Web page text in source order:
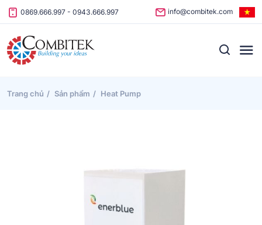
Skip to content
0869.666.997 - 0943.666.997 info@combitek.com
Trang chủ Sản phẩm Heat Pump